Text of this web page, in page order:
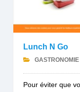
Lunch N Go
GASTRONOMIE
Pour éviter que